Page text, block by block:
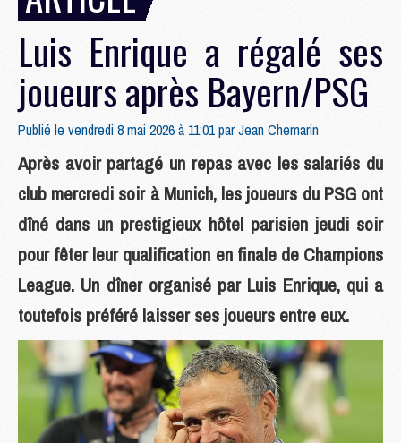
Luis Enrique a régalé ses
joueurs après Bayern/PSG
Publié le vendredi 8 mai 2026 à 11:01 parJean Chemarin
Après avoir partagé un repas avec les salariés du
club mercredi soir à Munich, les joueurs du PSG ont
dîné dans un prestigieux hôtel parisien jeudi soir
pour fêter leur qualification en finale de Champions
League. Un dîner organisé par Luis Enrique, qui a
toutefois préféré laisser ses joueurs entre eux.